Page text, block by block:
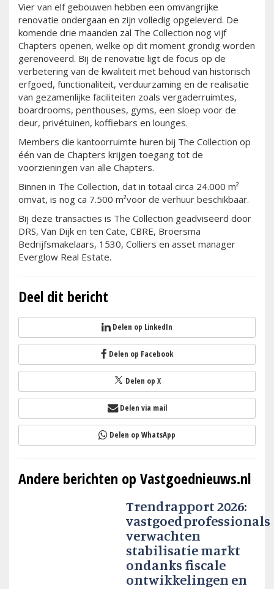
Vier van elf gebouwen hebben een omvangrijke
renovatie ondergaan en zijn volledig opgeleverd. De
komende drie maanden zal The Collection nog vijf
Chapters openen, welke op dit moment grondig worden
gerenoveerd. Bij de renovatie ligt de focus op de
verbetering van de kwaliteit met behoud van historisch
erfgoed, functionaliteit, verduurzaming en de realisatie
van gezamenlijke faciliteiten zoals vergaderruimtes,
boardrooms, penthouses, gyms, een sloep voor de
deur, privétuinen, koffiebars en lounges.
Members die kantoorruimte huren bij The Collection op
één van de Chapters krijgen toegang tot de
voorzieningen van alle Chapters.
Binnen in The Collection, dat in totaal circa 24.000 m²
omvat, is nog ca 7.500 m²voor de verhuur beschikbaar.
Bij deze transacties is The Collection geadviseerd door
DRS, Van Dijk en ten Cate, CBRE, Broersma
Bedrijfsmakelaars, 1530, Colliers en asset manager
Everglow Real Estate.
Deel dit bericht
Delen op LinkedIn
Delen op Facebook
Delen op X
Delen via mail
Delen op WhatsApp
Andere berichten op Vastgoednieuws.nl
Trendrapport 2026:
vastgoedprofessionals
verwachten
stabilisatie markt
ondanks fiscale
ontwikkelingen en